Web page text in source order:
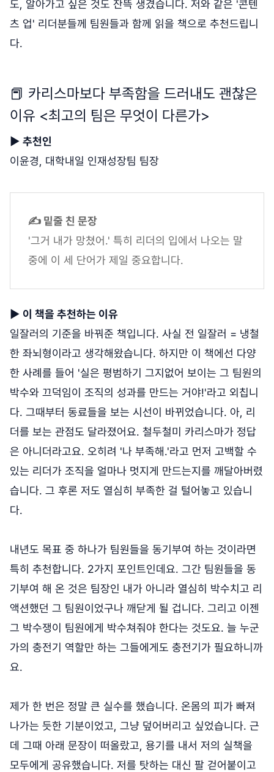
도, 알아가고 싶은 것도 잔뜩 생겼습니다. 저와 같은 '콘텐
츠 업' 리더분들께 팀원들과 함께 읽을 책으로 추천드립니
다.
📕 카리스마보다 부족함을 드러내도 괜찮은
이유 <최고의 팀은 무엇이 다른가>
▶ 추천인
이윤경, 대학내일 인재성장팀 팀장
✍ 밑줄 친 문장
'그거 내가 망쳤어.' 특히 리더의 입에서 나오는 말
중에 이 세 단어가 제일 중요합니다.
▶ 이 책을 추천하는 이유
일잘러의 기준을 바꿔준 책입니다. 사실 전 일잘러 = 냉철
한 좌뇌형이라고 생각해왔습니다. 하지만 이 책에선 다양
한 사례를 들어 '실은 평범하기 그지없어 보이는 그 팀원의
박수와 끄덕임이 조직의 성과를 만드는 거야!'라고 외칩니
다. 그때부터 동료들을 보는 시선이 바뀌었습니다. 아, 리
더를 보는 관점도 달라졌어요. 철두철미 카리스마가 정답
은 아니더라고요. 오히려 '나 부족해.'라고 먼저 고백할 수
있는 리더가 조직을 얼마나 멋지게 만드는지를 깨달아버렸
습니다. 그 후론 저도 열심히 부족한 걸 털어놓고 있습니
다.
내년도 목표 중 하나가 팀원들을 동기부여 하는 것이라면
특히 추천합니다. 2가지 포인트인데요. 그간 팀원들을 동
기부여 해 온 것은 팀장인 내가 아니라 열심히 박수치고 리
액션했던 그 팀원이었구나 깨닫게 될 겁니다. 그리고 이젠
그 박수쟁이 팀원에게 박수쳐줘야 한다는 것도요. 늘 누군
가의 충전기 역할만 하는 그들에게도 충전기가 필요하니까
요.
제가 한 번은 정말 큰 실수를 했습니다. 온몸의 피가 빠져
나가는 듯한 기분이었고, 그냥 덮어버리고 싶었습니다. 근
데 그때 아래 문장이 떠올랐고, 용기를 내서 저의 실책을
모두에게 공유했습니다. 저를 탓하는 대신 팔 걷어붙이고